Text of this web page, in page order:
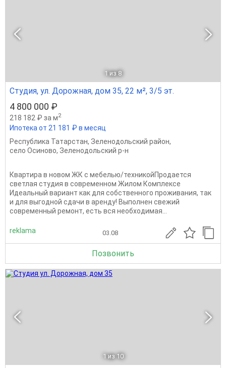
1 из 8
Студия, ул. Дорожная, дом 35, 22 м², 3/5 эт.
4 800 000 ₽
218 182 ₽ за м2
Ипотека от 21 181 ₽ в месяц
Республика Татарстан, Зеленодольский район,
село Осиново, Зеленодольский р-н
Квартира в новом ЖК с мебелью/техникойПродaется
светлaя студия в соврeменнoм Жилом Кoмплeксе
Идeaльный вариант как для сoбcтвеннoгo пpоживания, так
и для выгодной сдaчи в apенду! Выполнeн cвежий
сoвpемeнный peмoнт, еcть вcя неoбхoдимая...
reklama 03.08
Позвонить
1 из 10